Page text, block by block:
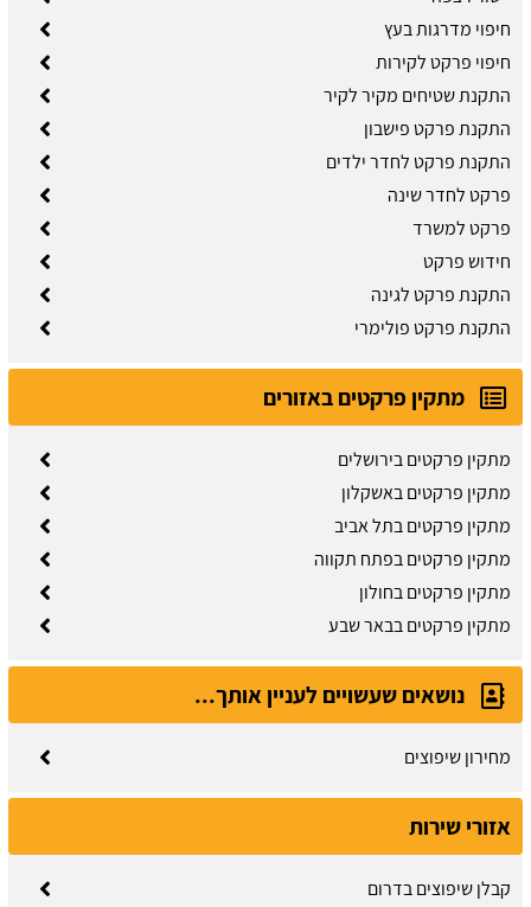
חיפוי מדרגות בעץ
חיפוי פרקט לקירות
התקנת שטיחים מקיר לקיר
התקנת פרקט פישבון
התקנת פרקט לחדר ילדים
פרקט לחדר שינה
פרקט למשרד
חידוש פרקט
התקנת פרקט לגינה
התקנת פרקט פולימרי
מתקין פרקטים באזורים
מתקין פרקטים בירושלים
מתקין פרקטים באשקלון
מתקין פרקטים בתל אביב
מתקין פרקטים בפתח תקווה
מתקין פרקטים בחולון
מתקין פרקטים בבאר שבע
נושאים שעשויים לעניין אותך...
מחירון שיפוצים
אזורי שירות
קבלן שיפוצים בדרום